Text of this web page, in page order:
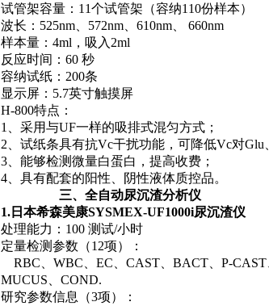
试管架容量： 11个试管架（容纳110份样本）
波长： 525nm、572nm、610nm、 660nm
样本量： 4ml，吸入2ml
反应时间： 60 秒
容纳试纸： 200条
显示屏： 5.7英寸触摸屏
H-800特点 ：
1、 采用与UF一样的吸排式混匀方式；
2、 试纸条具有抗Vc干扰功能，可降低Vc对Glu
3、 能够检测微量白蛋白，提高收费；
4、 具有配套的阳性、阴性液体质控品。
三、 全自动尿沉渣分析仪
1.日本希森美康SYSMEX-UF1000i尿沉渣仪
处理能力： 100 测试/小时
定量检测参数（12项）：
RBC
WBC EC CAST、 BACT、 P-CAST
MUCUS
COND.
研究参数信息（3项）：